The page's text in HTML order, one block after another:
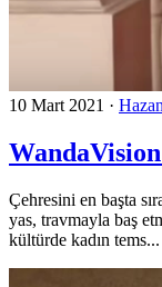
10 Mart 2021 ·
Çehresini en başta
yas, travmayla baş
kültürde kadın tems...